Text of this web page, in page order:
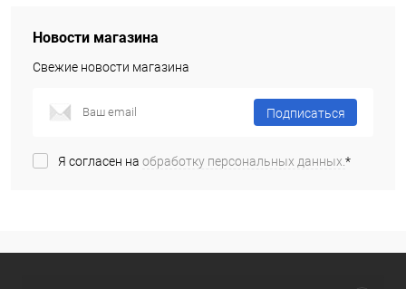
Новости магазина
Свежие новости магазина
Подписаться
Я согласен на обработку персональных данных.*